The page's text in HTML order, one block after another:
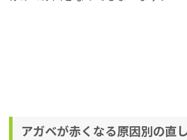
アガベが赤くなる原因別の直